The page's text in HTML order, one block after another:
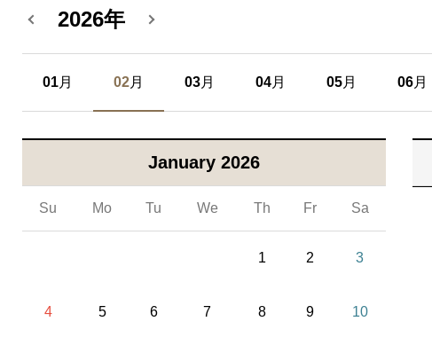
2026年
01月 02月 03月 04月 05月 06月
January 2026
Su Mo Tu We Th Fr Sa
1 2 3
4 5 6 7 8 9 10